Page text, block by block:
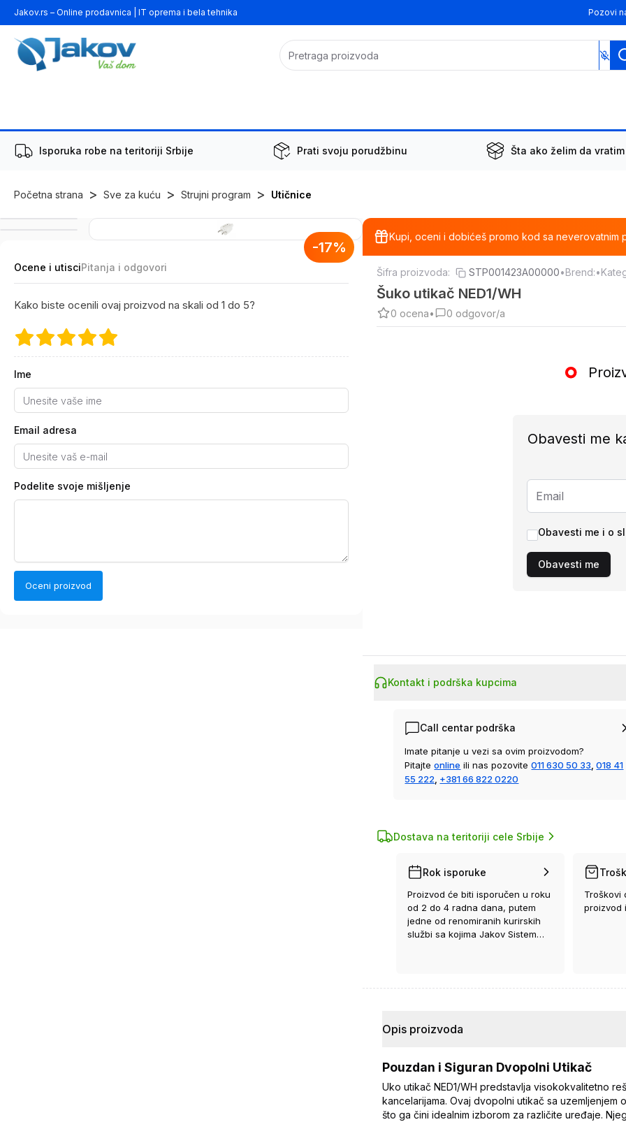
Jakov.rs – Online prodavnica | IT oprema i bela tehnika Pozovi
Isporuka robe na teritoriji Srbije Prati svoju porudžbinu Šta ako želim da
Početna strana > Sve za kuću > Strujni program > Utičnice
-17%
Ocene i utisciPitanja i odgovori
Kako biste ocenili ovaj proizvod na skali od 1 do 5?
Ime
Email adresa
Podelite svoje mišljenje
Oceni proizvod
Kupi, oceni i dobićeš promo kod sa neverovatnim
Šifra proizvoda: STP001423A00000•Brend:•
Šuko utikač NED1/WH
0 ocena• 0 odgovor/a
Obavesti me
Obavesti me i o
Obavesti me
Kontakt i podrška kupcima
Call centar podrška
Imate pitanje u vezi sa ovim proizvodom?
Pitajte online ili nas pozovite 011 630 50 33 018 41
55 222 +381 66 822 0220
Dostava na teritoriji cele Srbije
Rok isporuke
Proizvod će biti isporučen u roku
od 2 do 4 radna dana, putem
jedne od renomiranih kurirskih
službi sa kojima Jakov Sistem
Troškovi
proizvod
Opis proizvoda
Pouzdan i Siguran Dvopolni Utikač
Uko utikač NED1/WH predstavlja visokokvalitetno
kancelarijama. Ovaj dvopolni utikač sa
što ga čini idealnim izborom za različite uređaje.